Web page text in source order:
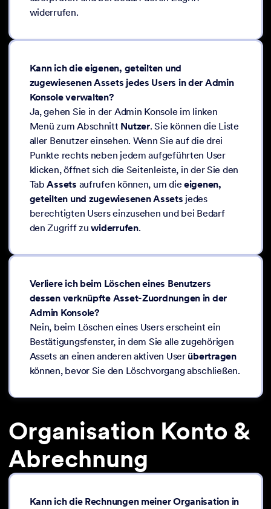
widerrufen.
Kann ich die eigenen, geteilten und
zugewiesenen Assets jedes Users in der Admin
Konsole verwalten?
Ja, gehen Sie in der Admin Konsole im linken
Menü zum Abschnitt Nutzer. Sie können die Liste
aller Benutzer einsehen. Wenn Sie auf die drei
Punkte rechts neben jedem aufgeführten User
klicken, öffnet sich die Seitenleiste, in der Sie den
TabAssets aufrufen können, um die eigenen,
geteilten und zugewiesenen Assets jedes
berechtigten Users einzusehen und bei Bedarf
den Zugriff zuwiderrufen.
Verliere ich beim Löschen eines Benutzers
dessen verknüpfte Asset-Zuordnungen in der
Admin Konsole?
Nein, beim Löschen eines Users erscheint ein
Bestätigungsfenster, in dem Sie alle zugehörigen
Assets an einen anderen aktiven User übertragen
können, bevor Sie den Löschvorgang abschließen.
Organisation Konto &
Abrechnung
Kann ich die Rechnungen meiner Organisation in